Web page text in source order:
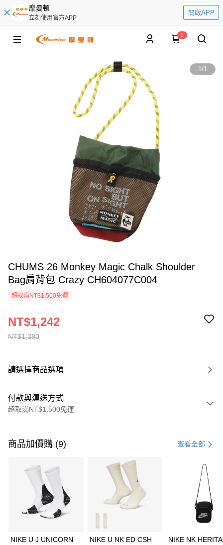
摩曼頓
立刻使用官方APP
開啟APP
0
1/1
CHUMS 26 Monkey Magic Chalk Shoulder
Bag肩背包 Crazy CH604077C004
超取滿NT$1,500免運
NT$1,380
NT$1,242
請選擇商品選項
付款與運送方式
超取滿NT$1,500免運
信用卡一次付款
3 期 0 利率 每期 21家銀行
合作金庫商業銀行
第一商業銀行
華南商業銀行
彰化商業銀行
上海商業儲蓄銀行
Apple Pay
商品加價購 (9) 查看全部
NIKE U J UNICORN
NIKE U NK ED CSH
NIKE NK